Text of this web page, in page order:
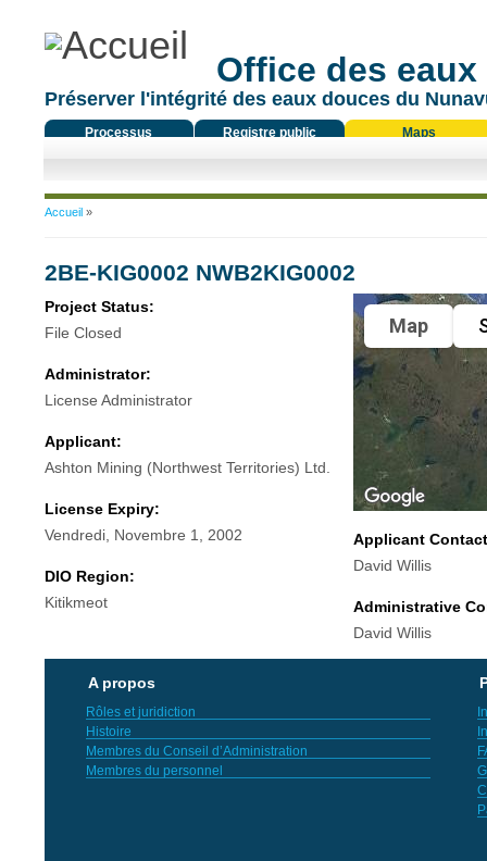
Office des
Préserver l'intégrité des eaux douces du
Processus
Registre public Maps
Vous êtes ici
Accueil»
2BE-KIG0002 NWB2KIG0002
Project Status:
File Closed
Administrator:
License Administrator
Applicant:
Ashton Mining (Northwest Territories) Ltd.
License Expiry:
Vendredi, Novembre 1, 2002
DIO Region:
Kitikmeot
Map
Applicant
David Willis
Administrative
David Willis
A propos
Rôles et juridiction
Histoire
Membres du Conseil d’Administration
Membres du personnel